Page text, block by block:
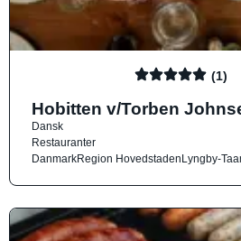
(1)
Hobitten v/Torben
Dansk
Restauranter
DanmarkRegion HovedstadenLyngby-